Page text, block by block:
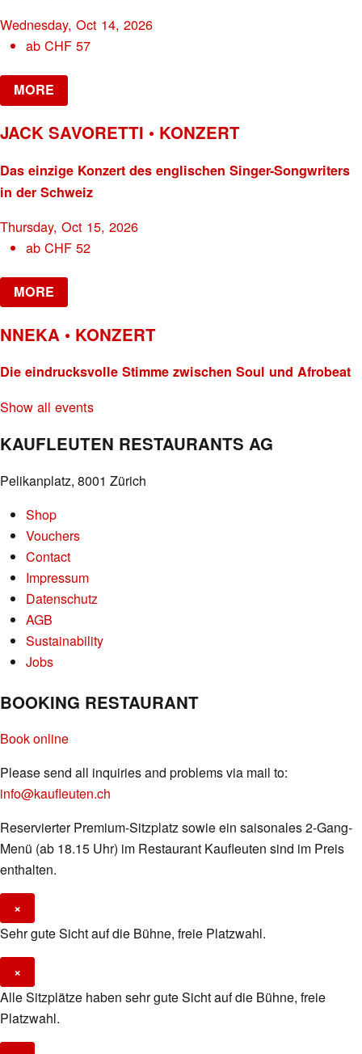
Wednesday, Oct 14, 2026
abCHF 57
MORE
JACK SAVORETTI • KONZERT
Das einzige Konzert des englischen Singer-Songwriters
in der Schweiz
Thursday, Oct 15, 2026
abCHF 52
MORE
NNEKA • KONZERT
Die eindrucksvolle Stimme zwischen Soul und Afrobeat
Show all events
KAUFLEUTEN RESTAURANTS AG
Pelikanplatz, 8001 Zürich
Shop
Vouchers
Contact
Impressum
Datenschutz
AGB
Sustainability
Jobs
BOOKING RESTAURANT
Book online
Please send all inquiries and problems via mail to:
info@kaufleuten.ch
Reservierter Premium-Sitzplatz sowie ein saisonales 2-Gang-
Menü (ab 18.15 Uhr) im Restaurant Kaufleuten sind im Preis
enthalten.
×
Sehr gute Sicht auf die Bühne, freie Platzwahl.
×
Alle Sitzplätze haben sehr gute Sicht auf die Bühne, freie
Platzwahl.